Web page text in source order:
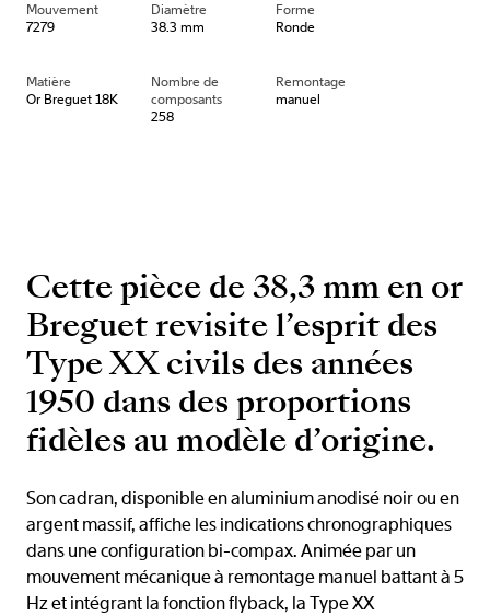
Mouvement
7279
Diamètre
38.3 mm
Forme
Ronde
Matière
Or Breguet 18K
Nombre de
composants
258
Remontage
manuel
Cette pièce de 38,3 mm en or
Breguet revisite l’esprit des
Type XX civils des années
1950 dans des proportions
fidèles au modèle d’origine.
Son cadran, disponible en aluminium anodisé noir ou en
argent massif, affiche les indications chronographiques
dans une configuration bi-compax. Animée par un
mouvement mécanique à remontage manuel battant à 5
Hz et intégrant la fonction flyback, la Type XX